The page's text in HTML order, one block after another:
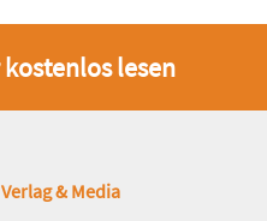
lesen
Verlag & Media